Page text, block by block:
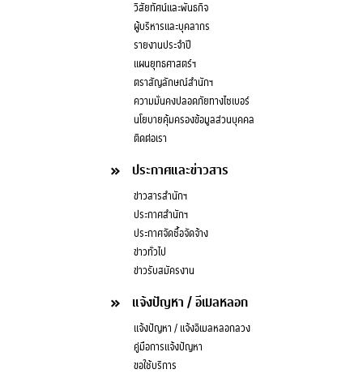
วิสัยทัศน์และพันธกิจ
ผู้บริหารและบุคลากร
รายงานประจำปี
แผนยุทธศาสตร์ฯ
ตราสัญลักษณ์สำนักฯ
ความมั่นคงปลอดภัยทางไซเบอร์
นโยบายคุ้มครองข้อมูลส่วนบุคคล
ติดต่อเรา
ประกาศและข่าวสาร
ข่าวสารสำนักฯ
ประกาศสำนักฯ
ประกาศจัดซื้อจัดจ้าง
ข่าวทั่วไป
ข่าวรับสมัครงาน
แจ้งปัญหา / อีเมลหลอก
แจ้งปัญหา / แจ้งอีเมลหลอกลวง
คู่มือการแจ้งปัญหา
ขอใช้บริการ